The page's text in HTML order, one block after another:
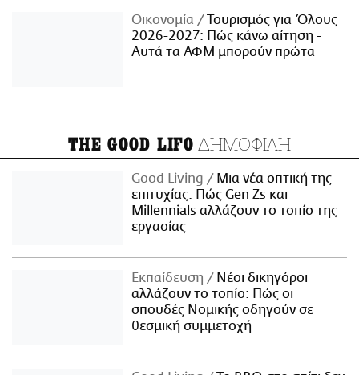
Οικονομία
Τουρισμός για Όλους
2026-2027: Πώς κάνω αίτηση -
Αυτά τα ΑΦΜ μπορούν πρώτα
THE GOOD LIFO ΔΗΜΟΦΙΛΗ
Good Living
Μια νέα οπτική της
επιτυχίας: Πώς Gen Zs και
Millennials αλλάζουν το τοπίο της
εργασίας
Εκπαίδευση
Νέοι δικηγόροι
αλλάζουν το τοπίο: Πώς οι
σπουδές Νομικής οδηγούν σε
θεσμική συμμετοχή